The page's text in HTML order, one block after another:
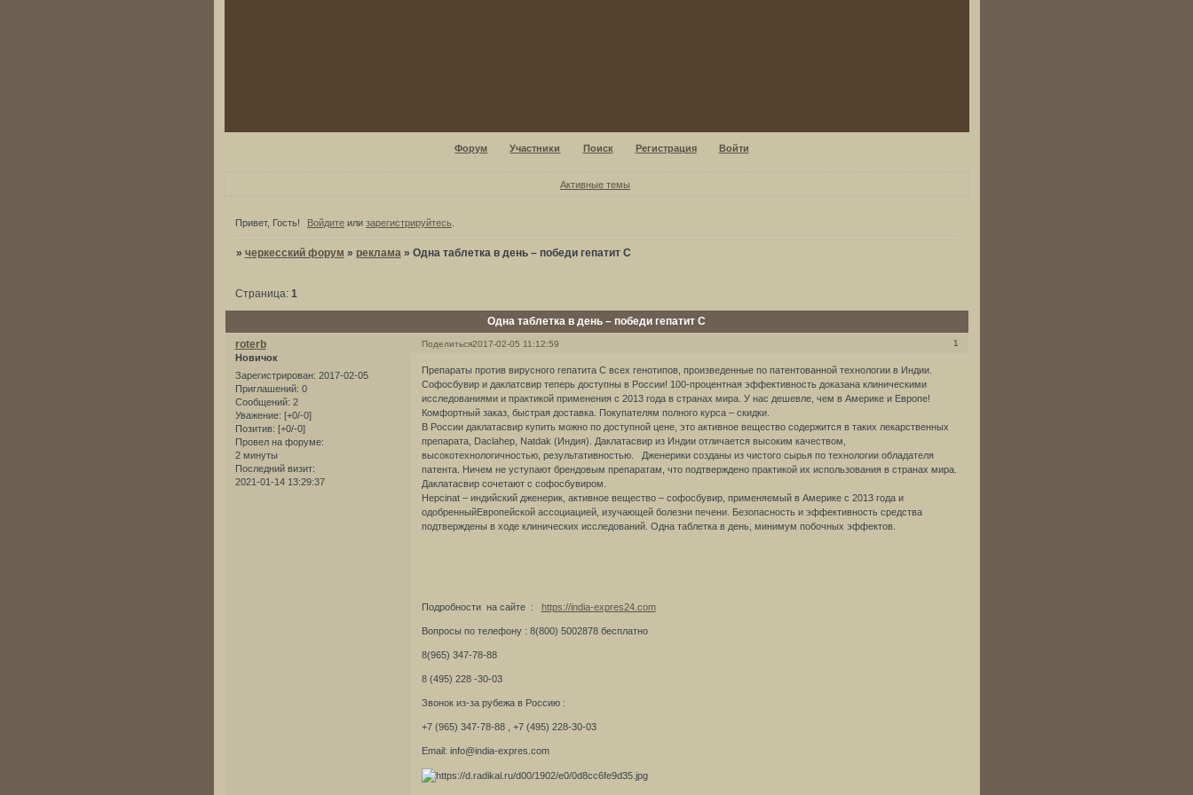
Форум Участники Поиск Регистрация Войти
Активные темы
Привет, Гость! Войдите или зарегистрируйтесь
» черкесский форум » реклама » Одна таблетка в день – победи гепатит С
Одна таблетка в день – победи гепатит С
Страница: 1
Поделиться 1
2017-02-05 11:12:59
roterb
Новичок
Зарегистрирован: 2017-02-05
Приглашений: 0
Сообщений: 2
Уважение: [+0/-0]
Позитив: [+0/-0]
Провел на форуме:
2 минуты
Последний визит:
2021-01-14 13:29:37
Препараты против вирусного гепатита С всех генотипов, произведенные по патентованной технологии в Индии.
Софосбувир и даклатсвир теперь доступны в России! 100-процентная эффективность доказана клиническими
исследованиями и практикой применения с 2013 года в странах мира. У нас дешевле, чем в Америке и Европе!
Комфортный заказ, быстрая доставка. Покупателям полного курса – скидки.
В России даклатасвир купить можно по доступной цене, это активное вещество содержится в таких лекарственных
препарата, Daclahep, Natdak (Индия). Даклатасвир из Индии отличается высоким качеством,
высокотехнологичностью, результативностью. Дженерики созданы из чистого сырья по технологии обладателя
патента. Ничем не уступают брендовым препаратам, что подтверждено практикой их использования в странах мира.
Даклатасвир сочетают с софосбувиром.
Hepcinat – индийский дженерик, активное вещество – софосбувир, применяемый в Америке с 2013 года и
одобренныйЕвропейской ассоциацией, изучающей болезни печени. Безопасность и эффективность средства
подтверждены в ходе клинических исследований. Одна таблетка в день, минимум побочных эффектов.
Подробности на сайте : https://india-expres24.com
Вопросы по телефону : 8(800) 5002878 бесплатно
8(965) 347-78-88
8 (495) 228 -30-03
Звонок из-за рубежа в Россию :
+7 (965) 347-78-88 , +7 (495) 228-30-03
Email: info@india-expres.com